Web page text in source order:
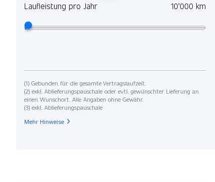
Laufleistung pro Jahr
10'000 km
(1) Gebunden für die gesamte Vertragslaufzeit.
(2) exkl. Ablieferungspauschale oder evtl. gewünschter Lieferung an
einen Wunschort. Alle Angaben ohne Gewähr.
(3) exkl. Ablieferungspauschale
Mehr Hinweise